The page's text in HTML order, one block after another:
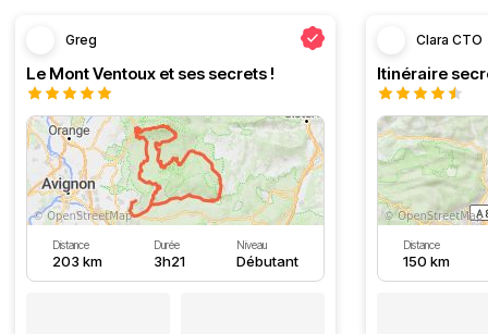
Greg
Le Mont Ventoux et ses secrets !
Distance
203 km
Durée
3h21
Niveau
Débutant
Clara CTO
Distance
150 km